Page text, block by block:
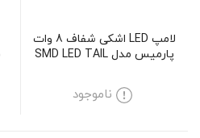
لامپ LED اشکی شفاف 8 وات
پارمیس مدل SMD LED TAIL
ناموجود